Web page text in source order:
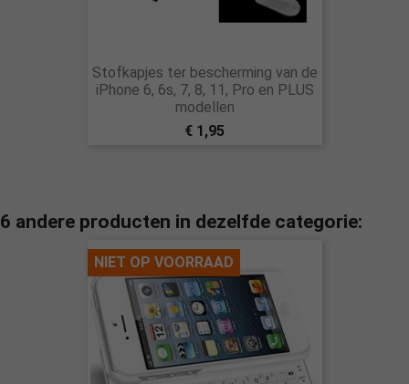
Stofkapjes ter bescherming van de
iPhone 6, 6s, 7, 8, 11, Pro en PLUS
modellen
€ 1,95
6 andere producten in dezelfde categorie:
NIET OP VOORRAAD